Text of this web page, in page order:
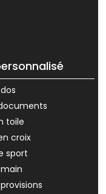
toile
croix
sport